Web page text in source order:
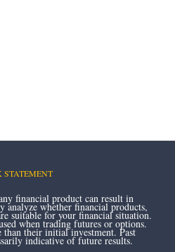
STATEMENT
financial product can result in
analyze whether financial products,
suitable for your financial situation.
when trading futures or options.
than their initial investment. Past
indicative of future results.